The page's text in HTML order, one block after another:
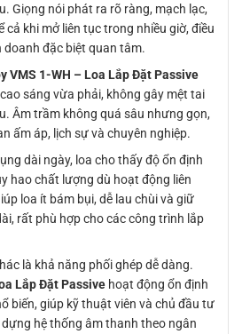
Giọng nói phát ra rõ ràng, mạch lạc,
cả khi mở liên tục trong nhiều giờ, điều
doanh đặc biệt quan tâm.
VMS 1-WH – Loa Lắp Đặt Passive
sáng vừa phải, không gây mệt tai
Âm trầm không quá sâu nhưng gọn,
ấm áp, lịch sự và chuyên nghiệp.
dài ngày, loa cho thấy độ ổn định
hao chất lượng dù hoạt động liên
loa ít bám bụi, dễ lau chùi và giữ
rất phù hợp cho các công trình lắp
là khả năng phối ghép dễ dàng.
Lắp Đặt Passive hoạt động ổn định
biến, giúp kỹ thuật viên và chủ đầu tư
hệ thống âm thanh theo ngân